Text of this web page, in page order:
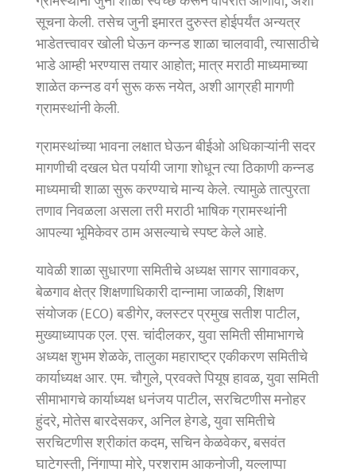
सूचना केली. तसेच जुनी इमारत दुरुस्त होईपर्यंत अन्यत्र
भाडेतत्त्वावर खोली घेऊन कन्नड शाळा चालवावी, त्यासाठीचे
भाडे आम्ही भरण्यास तयार आहोत; मात्र मराठी माध्यमाच्या
शाळेत कन्नड वर्ग सुरू करू नयेत, अशी आग्रही मागणी
ग्रामस्थांनी केली.
ग्रामस्थांच्या भावना लक्षात घेऊन बीईओ अधिकाऱ्यांनी सदर
मागणीची दखल घेत पर्यायी जागा शोधून त्या ठिकाणी कन्नड
माध्यमाची शाळा सुरू करण्याचे मान्य केले. त्यामुळे तात्पुरता
तणाव निवळला असला तरी मराठी भाषिक ग्रामस्थांनी
आपल्या भूमिकेवर ठाम असल्याचे स्पष्ट केले आहे.
यावेळी शाळा सुधारणा समितीचे अध्यक्ष सागर सागावकर,
बेळगाव क्षेत्र शिक्षणाधिकारी दान्नामा जाळकी, शिक्षण
संयोजक (ECO) बडीगेर, क्लस्टर प्रमुख सतीश पाटील,
मुख्याध्यापक एल. एस. चांदीलकर, युवा समिती सीमाभागचे
अध्यक्ष शुभम शेळके, तालुका महाराष्ट्र एकीकरण समितीचे
कार्याध्यक्ष आर. एम. चौगुले, प्रवक्ते पियूष हावळ, युवा समिती
सीमाभागचे कार्याध्यक्ष धनंजय पाटील, सरचिटणीस मनोहर
हुंदरे, मोतेस बारदेसकर, अनिल हेगडे, युवा समितीचे
सरचिटणीस श्रीकांत कदम, सचिन केळवेकर, बसवंत
घाटेगस्ती, निंगाप्पा मोरे, परशराम आकनोजी, यल्लाप्पा